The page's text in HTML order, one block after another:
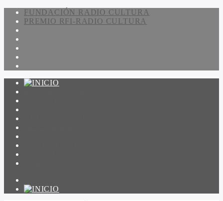
FUNDACIÓN RADIO CULTURA
PREMIO RFI-RADIO CULTURA